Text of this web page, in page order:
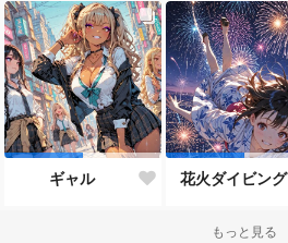
ギャル 花火ダイビング
もっと見る